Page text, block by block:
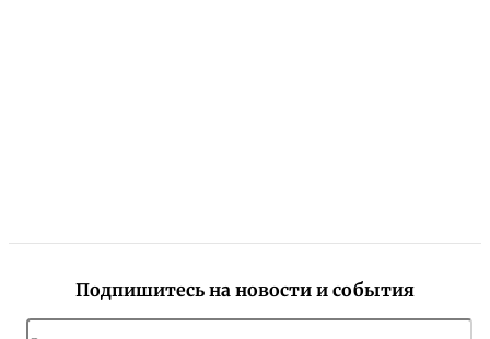
Подпишитесь на новости и события